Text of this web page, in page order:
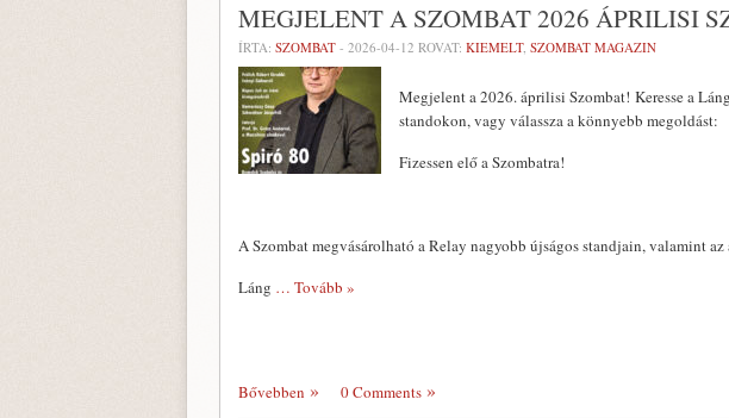
MEGJELENT A SZOMBAT 2026 ÁPRILISI
ÍRTA: SZOMBAT - 2026-04-12 ROVAT: KIEMELT, SZOMBAT MAGAZIN
Megjelent a 2026. áprilisi Szombat! Keresse a
standokon, vagy válassza a könnyebb megoldást:
Fizessen elő a Szombatra!
A Szombat megvásárolható a Relay nagyobb újságos standjain, valamint
Láng … Tovább »
Bővebben 0 Comments